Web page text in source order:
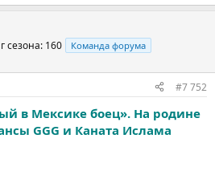
сезона: 160 Команда форума
#7 752
в Мексике боец». На родине
GGG и Каната Ислама